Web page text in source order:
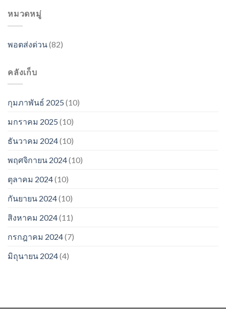
หมวดหมู่
พอตส่งด่วน(82)
คลังเก็บ
กุมภาพันธ์ 2025 (10)
มกราคม 2025 (10)
ธันวาคม 2024(10)
พฤศจิกายน 2024(10)
ตุลาคม 2024(10)
กันยายน 2024(10)
สิงหาคม 2024(11)
กรกฎาคม 2024(7)
มิถุนายน 2024(4)